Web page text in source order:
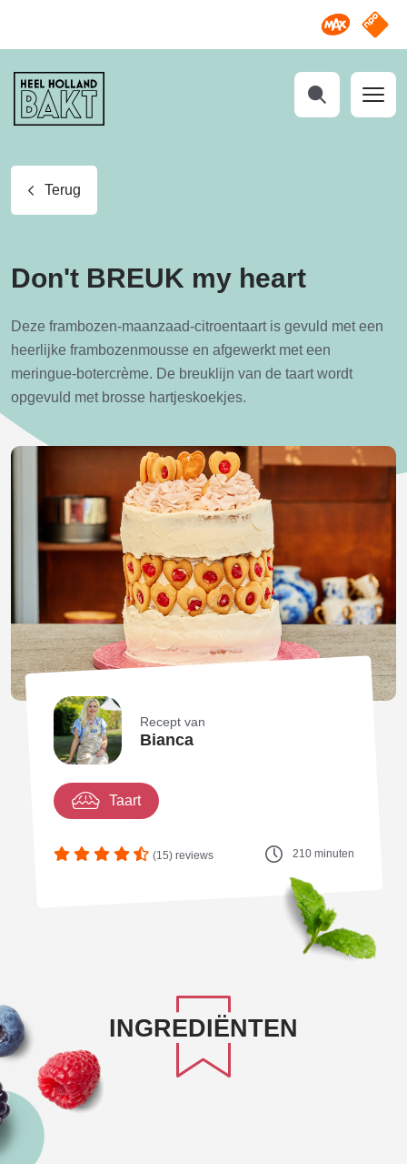
Omroep
NPO
Heel
Holland
Bakt
Terug
Don't BREUK my heart
Deze frambozen-maanzaad-citroentaart is gevuld met een
heerlijke frambozenmousse en afgewerkt met een
meringue-botercrème. De breuklijn van de taart wordt
opgevuld met brosse hartjeskoekjes.
Recept van
Bianca
Taart
(15) reviews 210 minuten
INGREDIËNTEN